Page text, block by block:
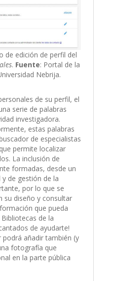
de edición de perfil del
. Fuente: Portal de la
Nebrija.
de su perfil, el
serie de palabras
investigadora.
estas palabras
de especialistas
permite localizar
La inclusión de
formadas, desde un
de gestión de la
por lo que se
su diseño y consultar
que pueda
Bibliotecas de la
de ayudarte!
añadir también (y
fotografía que
en la parte pública